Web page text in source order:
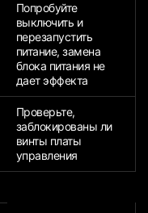
Попробуйте
выключить и
перезапустить
питание, замена
блока питания не
дает эффекта
Проверьте,
заблокированы ли
винты платы
управления